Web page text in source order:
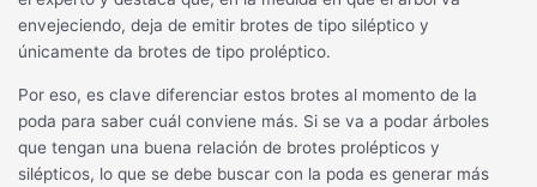
envejeciendo, deja de emitir brotes de tipo siléptico y
únicamente da brotes de tipo proléptico.
Por eso, es clave diferenciar estos brotes al momento de la
poda para saber cuál conviene más. Si se va a podar árboles
que tengan una buena relación de brotes prolépticos y
silépticos, lo que se debe buscar con la poda es generar más